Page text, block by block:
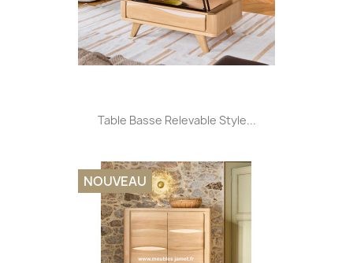
Table Basse Relevable Style...
NOUVEAU